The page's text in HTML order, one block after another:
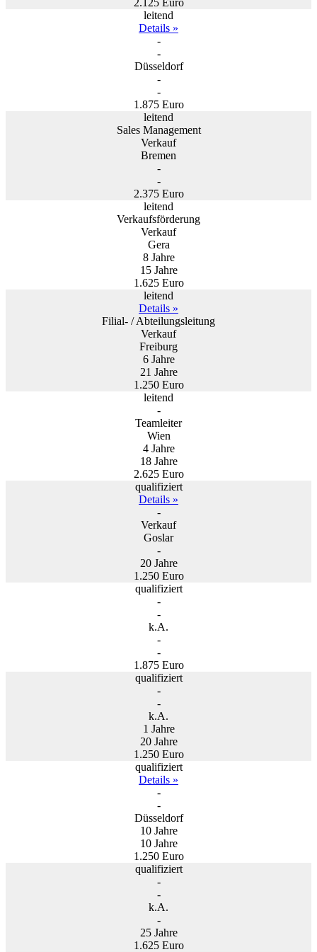
leitend
Details »
-
-
Düsseldorf
-
-
1.875 Euro
leitend
Sales Management
Verkauf
Bremen
-
-
2.375 Euro
leitend
Verkaufsförderung
Verkauf
Gera
8 Jahre
15 Jahre
1.625 Euro
leitend
Details »
Filial- / Abteilungsleitung
Verkauf
Freiburg
6 Jahre
21 Jahre
1.250 Euro
leitend
-
Teamleiter
Wien
4 Jahre
18 Jahre
2.625 Euro
qualifiziert
Details »
-
Verkauf
Goslar
-
20 Jahre
1.250 Euro
qualifiziert
-
-
k.A.
-
-
1.875 Euro
qualifiziert
-
-
k.A.
1 Jahre
20 Jahre
1.250 Euro
qualifiziert
Details »
-
-
Düsseldorf
10 Jahre
10 Jahre
1.250 Euro
qualifiziert
-
-
k.A.
-
25 Jahre
1.625 Euro